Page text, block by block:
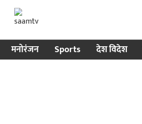
मनोरंजन Sports देश विदेश